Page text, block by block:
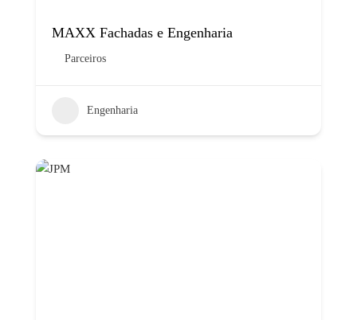
MAXX Fachadas e Engenharia
Parceiros
Engenharia